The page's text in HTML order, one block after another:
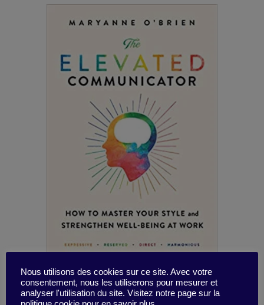
Confiance, collaboration, transparence,
Nous utilisons des cookies sur ce site. Avec votre
consentement, nous les utiliserons pour mesurer et
analyser l'utilisation du site. Visitez notre page sur la